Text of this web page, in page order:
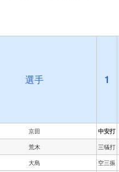
選手 1
京田
中安打
荒木
三犠打
大島
空三振